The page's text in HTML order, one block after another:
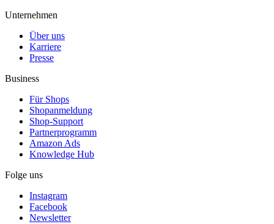
Unternehmen
Über uns
Karriere
Presse
Business
Für Shops
Shopanmeldung
Shop-Support
Partnerprogramm
Amazon Ads
Knowledge Hub
Folge uns
Instagram
Facebook
Newsletter